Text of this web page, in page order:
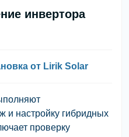
инвертора
от Lirik Solar
и настройку гибридных
проверку